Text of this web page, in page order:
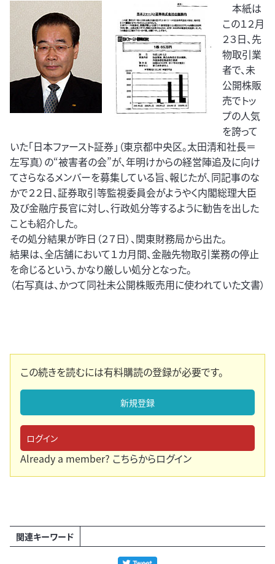
本紙は
この１２月
２３日、先
物取引業
者で、未
公開株販
売でトッ
プの人気
を誇って
いた「日本ファースト証券」（東京都中央区。太田清和社長＝
左写真）の“被害者の会”が、年明けからの経営陣追及に向け
てさらなるメンバーを募集している旨、報じたが、同記事のな
かで２２日、証券取引等監視委員会がようやく内閣総理大臣
及び金融庁長官に対し、行政処分等するように勧告を出した
ことも紹介した。
その処分結果が昨日（２７日）、関東財務局から出た。
結果は、全店舗において１カ月間、金融先物取引業務の停止
を命じるという、かなり厳しい処分となった。
（右写真は、かつて同社未公開株販売用に使われていた文書）
この続きを読むには有料購読の登録が必要です。
新規登録
ログイン
Already a member? こちらからログイン
関連キーワード